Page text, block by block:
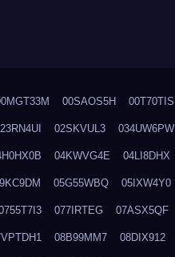
00SAOS5H 00T70TIS
02SKVUL3 034UW6PW
04KWVG4E 04LI8DHX
05G55WBQ 05IXW4Y0
077IRTEG 07ASX5QF
08B99MM7 08DIX912